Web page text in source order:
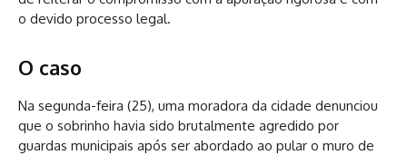
o devido processo legal.
O caso
Na segunda-feira (25), uma moradora da cidade denunciou
que o sobrinho havia sido brutalmente agredido por
guardas municipais após ser abordado ao pular o muro de